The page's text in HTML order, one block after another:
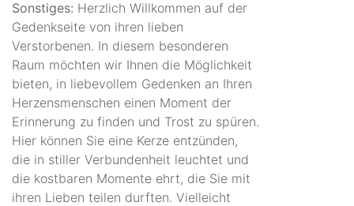
Sonstiges: Herzlich Willkommen auf der
Gedenkseite von ihren lieben
Verstorbenen. In diesem besonderen
Raum möchten wir Ihnen die Möglichkeit
bieten, in liebevollem Gedenken an Ihren
Herzensmenschen einen Moment der
Erinnerung zu finden und Trost zu spüren.
Hier können Sie eine Kerze entzünden,
die in stiller Verbundenheit leuchtet und
die kostbaren Momente ehrt, die Sie mit
ihren Lieben teilen durften. Vielleicht